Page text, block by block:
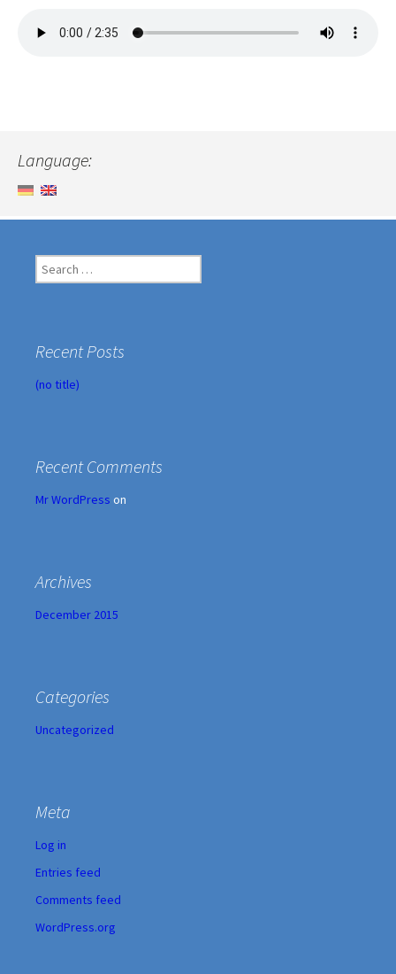
Language:
Search
for:
Recent Posts
(no title)
Recent Comments
Mr WordPress on
Archives
December 2015
Categories
Uncategorized
Meta
Log in
Entries feed
Comments feed
WordPress.org